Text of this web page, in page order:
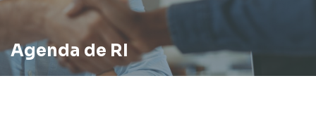
Agenda de RI